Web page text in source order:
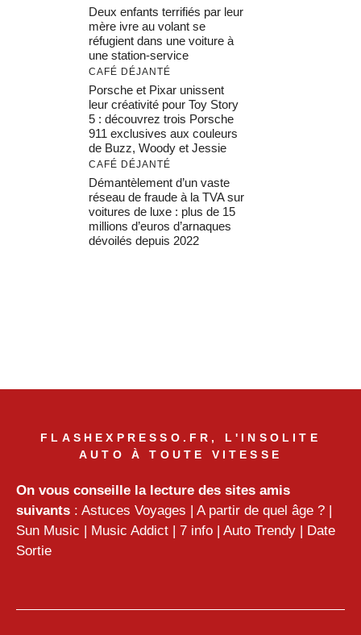
Deux enfants terrifiés par leur
mère ivre au volant se
réfugient dans une voiture à
une station-service
CAFÉ DÉJANTÉ
Porsche et Pixar unissent
leur créativité pour Toy Story
5 : découvrez trois Porsche
911 exclusives aux couleurs
de Buzz, Woody et Jessie
CAFÉ DÉJANTÉ
Démantèlement d’un vaste
réseau de fraude à la TVA sur
voitures de luxe : plus de 15
millions d’euros d’arnaques
dévoilés depuis 2022
FLASHEXPRESSO.FR, L'INSOLITE
AUTO À TOUTE VITESSE
On vous conseille la lecture des sites amis
suivants : Astuces Voyages | A partir de quel âge ? |
Sun Music | Music Addict | 7 info | Auto Trendy | Date
Sortie